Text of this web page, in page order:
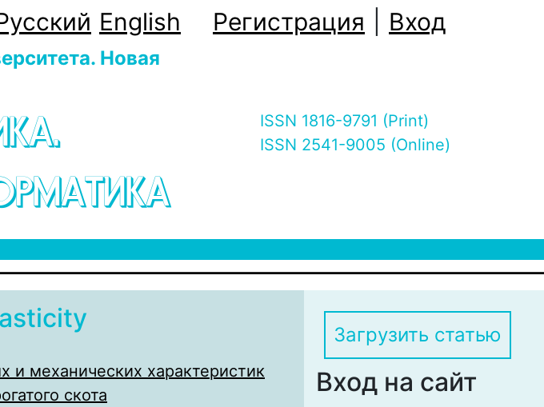
English Регистрация Вход
Новая
ISSN 1816-9791 (Print)
ISSN 2541-9005 (Online)
и механических характеристик
скота
Загрузить статью
Вход на сайт